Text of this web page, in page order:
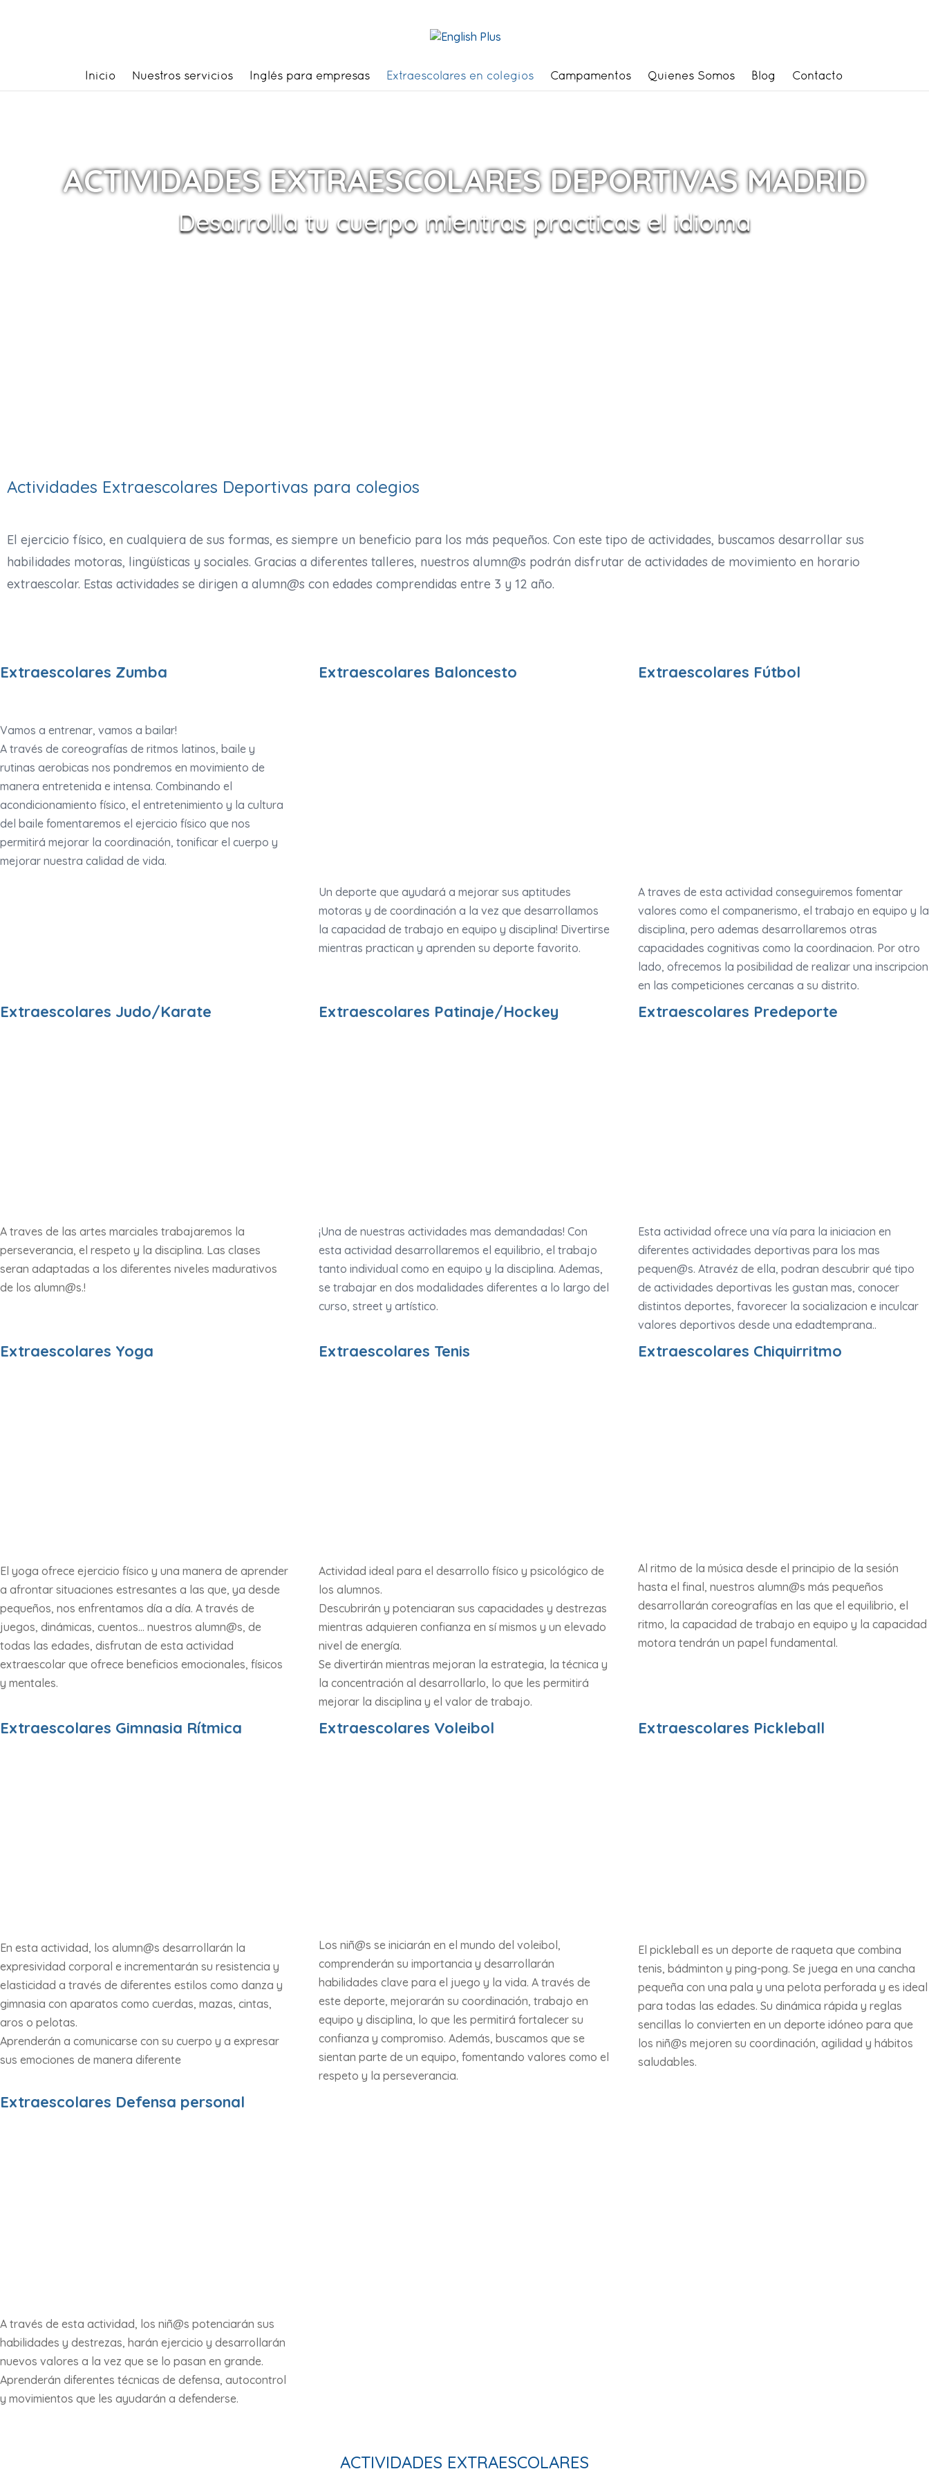
Inicio Nuestros servicios Inglés para empresas Extraescolares en colegios Campamentos Quienes Somos Blog Contacto
ACTIVIDADES EXTRAESCOLARES DEPORTIVAS MADRID
Desarrolla tu cuerpo mientras practicas el idioma
Actividades Extraescolares Deportivas para colegios
El ejercicio físico, en cualquiera de sus formas, es siempre un beneficio para los más pequeños. Con este tipo de actividades, buscamos desarrollar sus
habilidades motoras, lingüísticas y sociales. Gracias a diferentes talleres, nuestros alumn@s podrán disfrutar de actividades de movimiento en horario
extraescolar. Estas actividades se dirigen a alumn@s con edades comprendidas entre 3 y 12 año.
Extraescolares Zumba
Vamos a entrenar, vamos a bailar!
A través de coreografías de ritmos latinos, baile y
rutinas aerobicas nos pondremos en movimiento de
manera entretenida e intensa. Combinando el
acondicionamiento físico, el entretenimiento y la cultura
del baile fomentaremos el ejercicio físico que nos
permitirá mejorar la coordinación, tonificar el cuerpo y
mejorar nuestra calidad de vida.
Extraescolares Baloncesto
Un deporte que ayudará a mejorar sus aptitudes
motoras y de coordinación a la vez que desarrollamos
la capacidad de trabajo en equipo y disciplina! Divertirse
mientras practican y aprenden su deporte favorito.
Extraescolares Fútbol
A traves de esta actividad conseguiremos fomentar
valores como el companerismo, el trabajo en equipo y la
disciplina, pero ademas desarrollaremos otras
capacidades cognitivas como la coordinacion. Por otro
lado, ofrecemos la posibilidad de realizar una inscripcion
en las competiciones cercanas a su distrito.
Extraescolares Judo/Karate
A traves de las artes marciales trabajaremos la
perseverancia, el respeto y la disciplina. Las clases
seran adaptadas a los diferentes niveles madurativos
de los alumn@s.!
Extraescolares Patinaje/Hockey
¡Una de nuestras actividades mas demandadas! Con
esta actividad desarrollaremos el equilibrio, el trabajo
tanto individual como en equipo y la disciplina. Ademas,
se trabajar en dos modalidades diferentes a lo largo del
curso, street y artístico.
Extraescolares Predeporte
Esta actividad ofrece una vía para la iniciacion en
diferentes actividades deportivas para los mas
pequen@s. Atravéz de ella, podran descubrir qué tipo
de actividades deportivas les gustan mas, conocer
distintos deportes, favorecer la socializacion e inculcar
valores deportivos desde una edadtemprana..
Extraescolares Yoga
El yoga ofrece ejercicio físico y una manera de aprender
a afrontar situaciones estresantes a las que, ya desde
pequeños, nos enfrentamos día a día. A través de
juegos, dinámicas, cuentos… nuestros alumn@s, de
todas las edades, disfrutan de esta actividad
extraescolar que ofrece beneficios emocionales, físicos
y mentales.
Extraescolares Tenis
Actividad ideal para el desarrollo físico y psicológico de
los alumnos.
Descubrirán y potenciaran sus capacidades y destrezas
mientras adquieren confianza en sí mismos y un elevado
nivel de energía.
Se divertirán mientras mejoran la estrategia, la técnica y
la concentración al desarrollarlo, lo que les permitirá
mejorar la disciplina y el valor de trabajo.
Extraescolares Chiquirritmo
Al ritmo de la música desde el principio de la sesión
hasta el final, nuestros alumn@s más pequeños
desarrollarán coreografías en las que el equilibrio, el
ritmo, la capacidad de trabajo en equipo y la capacidad
motora tendrán un papel fundamental.
Extraescolares Gimnasia Rítmica
En esta actividad, los alumn@s desarrollarán la
expresividad corporal e incrementarán su resistencia y
elasticidad a través de diferentes estilos como danza y
gimnasia con aparatos como cuerdas, mazas, cintas,
aros o pelotas.
Aprenderán a comunicarse con su cuerpo y a expresar
sus emociones de manera diferente
Extraescolares Voleibol
Los niñ@s se iniciarán en el mundo del voleibol,
comprenderán su importancia y desarrollarán
habilidades clave para el juego y la vida. A través de
este deporte, mejorarán su coordinación, trabajo en
equipo y disciplina, lo que les permitirá fortalecer su
confianza y compromiso. Además, buscamos que se
sientan parte de un equipo, fomentando valores como el
respeto y la perseverancia.
Extraescolares Pickleball
El pickleball es un deporte de raqueta que combina
tenis, bádminton y ping-pong. Se juega en una cancha
pequeña con una pala y una pelota perforada y es ideal
para todas las edades. Su dinámica rápida y reglas
sencillas lo convierten en un deporte idóneo para que
los niñ@s mejoren su coordinación, agilidad y hábitos
saludables.
Extraescolares Defensa personal
A través de esta actividad, los niñ@s potenciarán sus
habilidades y destrezas, harán ejercicio y desarrollarán
nuevos valores a la vez que se lo pasan en grande.
Aprenderán diferentes técnicas de defensa, autocontrol
y movimientos que les ayudarán a defenderse.
ACTIVIDADES EXTRAESCOLARES